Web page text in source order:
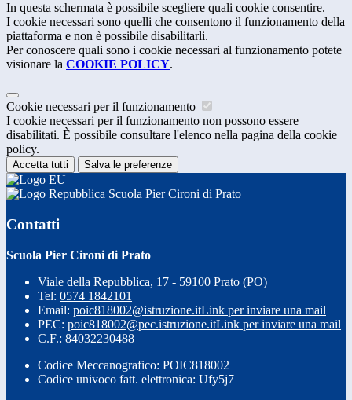
In questa schermata è possibile scegliere quali cookie consentire.
I cookie necessari sono quelli che consentono il funzionamento della
piattaforma e non è possibile disabilitarli.
Per conoscere quali sono i cookie necessari al funzionamento potete
visionare la COOKIE POLICY.
Cookie necessari per il funzionamento
I cookie necessari per il funzionamento non possono essere
disabilitati. È possibile consultare l'elenco nella pagina della cookie
policy.
Accetta tutti Salva le preferenze
Scuola Pier Cironi di Prato
Contatti
Scuola Pier Cironi di Prato
Viale della Repubblica, 17 - 59100 Prato (PO)
Tel: 0574 1842101
Email: poic818002@istruzione.itLink per inviare una mail
PEC: poic818002@pec.istruzione.itLink per inviare una mail
C.F.: 84032230488
Codice Meccanografico: POIC818002
Codice univoco fatt. elettronica: Ufy5j7